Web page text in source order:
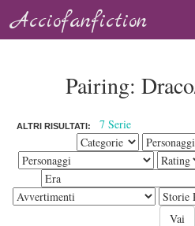
Acciofanfiction
Pairing:
ALTRI RISULTATI: 7 Serie